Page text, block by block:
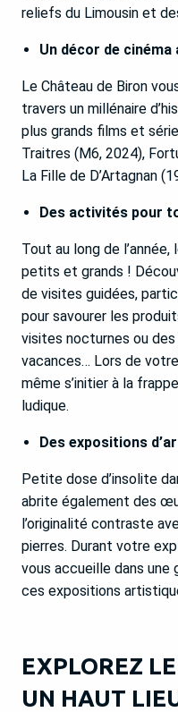
reliefs du Limousin et
Un décor de
Le Château de Biron
travers un millénaire
plus grands films et
Traitres (M6, 2024),
La Fille de D’Artagnan
Des activités pour
Tout au long de l’année,
petits et grands !
de visites guidées,
pour savourer les
visites nocturnes ou
vacances… Lors de
même s’initier à la
ludique.
Des expositions
Petite dose d’insolite
abrite également des
l’originalité contraste
pierres. Durant votre
vous accueille dans une
ces expositions
EXPLOREZ
UN HAUT